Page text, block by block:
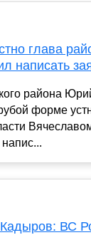
глава
написать
района
форме
ВС